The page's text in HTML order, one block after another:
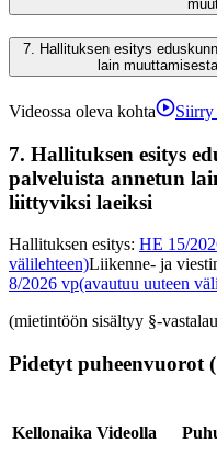
7. Hallituksen esitys
lain
Videossa oleva kohta Siirry
7. Hallituksen esitys
palveluista annetun
liittyviksi laeiksi
Hallituksen esitys: HE 15/
välilehteen)Liikenne- ja
8/2026 vp(avautuu uuteen
(mietintöön sisältyy §-
Pidetyt puheenvuorot
Kellonaika Videolla